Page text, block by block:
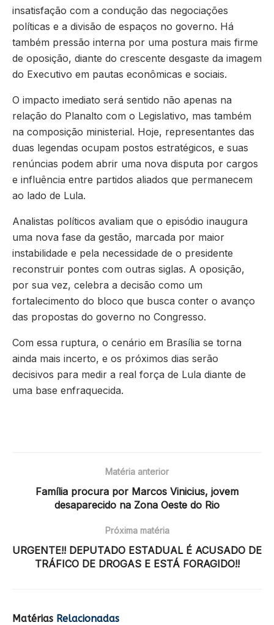
insatisfação com a condução das negociações
políticas e a divisão de espaços no governo. Há
também pressão interna por uma postura mais firme
de oposição, diante do crescente desgaste da imagem
do Executivo em pautas econômicas e sociais.
O impacto imediato será sentido não apenas na
relação do Planalto com o Legislativo, mas também
na composição ministerial. Hoje, representantes das
duas legendas ocupam postos estratégicos, e suas
renúncias podem abrir uma nova disputa por cargos
e influência entre partidos aliados que permanecem
ao lado de Lula.
Analistas políticos avaliam que o episódio inaugura
uma nova fase da gestão, marcada por maior
instabilidade e pela necessidade de o presidente
reconstruir pontes com outras siglas. A oposição,
por sua vez, celebra a decisão como um
fortalecimento do bloco que busca conter o avanço
das propostas do governo no Congresso.
Com essa ruptura, o cenário em Brasília se torna
ainda mais incerto, e os próximos dias serão
decisivos para medir a real força de Lula diante de
uma base enfraquecida.
Matéria anterior
Família procura por Marcos Vinicius, jovem
desaparecido na Zona Oeste do Rio
Próxima matéria
URGENTE!! DEPUTADO ESTADUAL É ACUSADO DE
TRÁFICO DE DROGAS E ESTÁ FORAGIDO!!
Matérias Relacionadas